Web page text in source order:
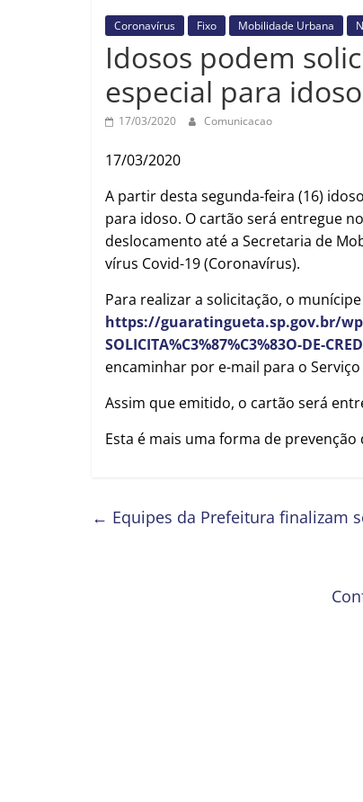
Coronavírus Fixo Mobilidade Urbana
Idosos podem
especial para
17/03/2020 Comunicacao
17/03/2020
A partir desta segunda-feira (16)
para idoso. O cartão será entregue
deslocamento até a Secretaria de
vírus Covid-19 (Coronavírus).
Para realizar a solicitação, o
https://guaratingueta.sp.gov.br/wp-
SOLICITA%C3%87%C3%83O-DE-
encaminhar por e-mail para o
Assim que emitido, o cartão será
Esta é mais uma forma de
← Equipes da Prefeitura finalizam